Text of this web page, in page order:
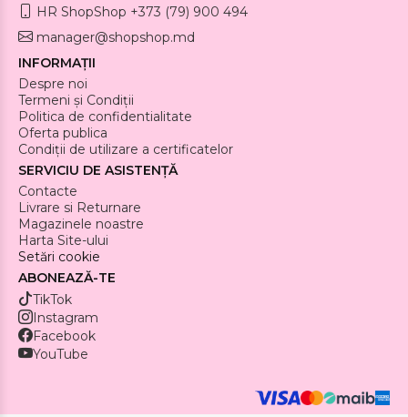
HR ShopShop +373 (79) 900 494
manager@shopshop.md
INFORMAȚII
Despre noi
Termeni și Condiții
Politica de confidentialitate
Oferta publica
Condiții de utilizare a certificatelor
SERVICIU DE ASISTENȚĂ
Contacte
Livrare si Returnare
Magazinele noastre
Harta Site-ului
Setări cookie
ABONEAZĂ-TE
TikTok
Instagram
Facebook
YouTube